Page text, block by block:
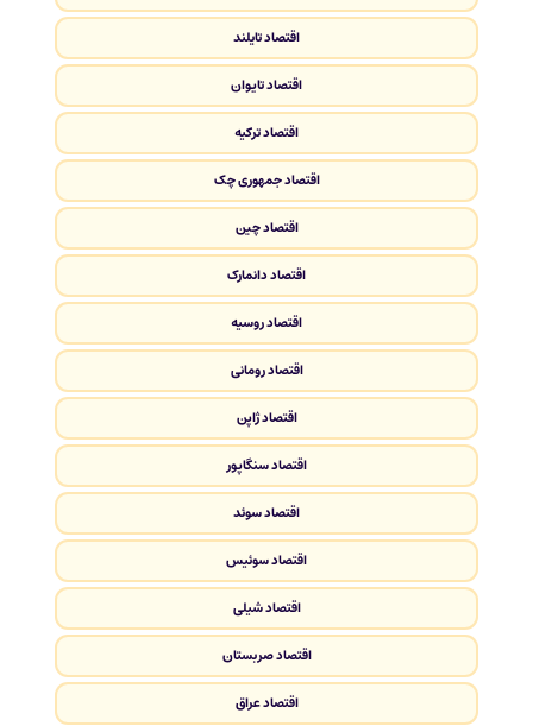
اقتصاد تایلند
اقتصاد تایوان
اقتصاد ترکیه
اقتصاد جمهوری چک
اقتصاد چین
اقتصاد دانمارک
اقتصاد روسیه
اقتصاد رومانی
اقتصاد ژاپن
اقتصاد سنگاپور
اقتصاد سوئد
اقتصاد سوئیس
اقتصاد شیلی
اقتصاد صربستان
اقتصاد عراق